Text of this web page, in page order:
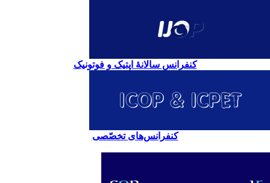
کنفرانس سالانۀ اپتیک و فوتونیک
کنفرانس‌های تخصّصی